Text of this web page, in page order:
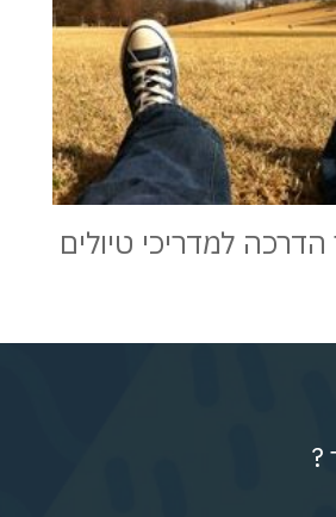
למדריכי טיולים
?